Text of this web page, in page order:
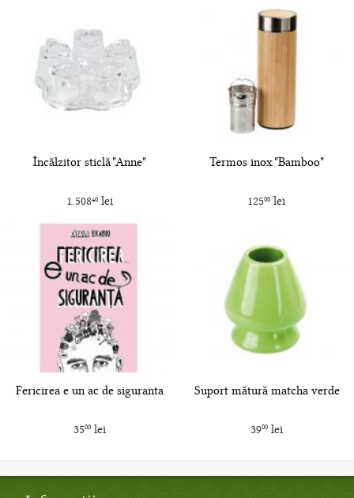
Încălzitor sticlă "Anne"
1.50840lei
Termos inox "Bamboo"
12500 lei
Fericirea e un ac de siguranta
3500lei
Suport mătură matcha verde
3900lei